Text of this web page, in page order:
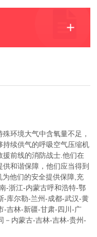
环境大气中含氧量不足，
续供气的呼吸空气压缩机
援前线的消防战士.他们在
和谐保障，他们应当得到
他们的安全提供保障,充
-浙江-内蒙古呼和浩特-鄂
-库尔勒-兰州-成都-武汉-黄
-吉林-新疆-甘肃-四川-广
－内蒙古-吉林-吉林-贵州-